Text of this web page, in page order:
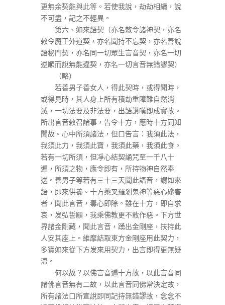
更無余契能與此等。若使我說，劫劫相續，說
不可盡，記之不輕異。
第六、如來語契（亦名敕令諸神契，亦名
敕令魔王外道契，亦名聞持不忘契，亦名善說
語秘門契，亦名同一切眾生言音契，亦名一切
逆順而說無能違契，亦名一切言音無錯謬契）
（略）
若善男子善女人，得此契時，或得聞時，
或得見時，其人身上所有積劫重障難自然消
滅，一切法要及非法要，出語讚嘆即成實故。
所出言音敕召諸事，告令十方，應時十方同知
聞故。心中所須諸法，但口告言：我須此法，
我須此力，我須此寶，我須此藥，我須此食。
若有一切所須，但凈心結契誦咒至一千八十
遍，所須之物，應令即有，所持物神自然奉
送。善男子等若有三十三天聞此語音，謂如來
語，即來供養。十方藥叉羅剎鬼神等惡心磣害
者，聞此言音，毒心即除。雖在十方，即自求
哀，发弘誓願，我乘佛教更不敢作惡。下方世
界諸金剛藏，聞此言音，踴出金剛座，扶持此
人安其座上。維摩詰取東方金剛座用此契力，
多寶如來從下方发來用契力，出言即得更無疑
滯。
何以故？以佛言音遍十方故，以此言音同
諸佛言音無有二故，以此言音同佛常決定故，
所有諸法口所宣說即同記持無錯謬故，念念不